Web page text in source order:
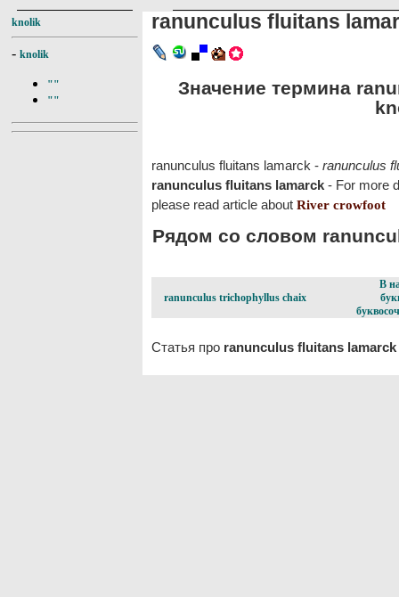
knolik
- knolik
""
""
ranunculus fluitans
Значение термина
ranunculus fluitans lamarck - ranunculus
ranunculus fluitans lamarck - For more
please read article about River crowfoot
Рядом со словом
ranunculus trichophyllus chaix
В
Статья про ranunculus fluitans lamarck